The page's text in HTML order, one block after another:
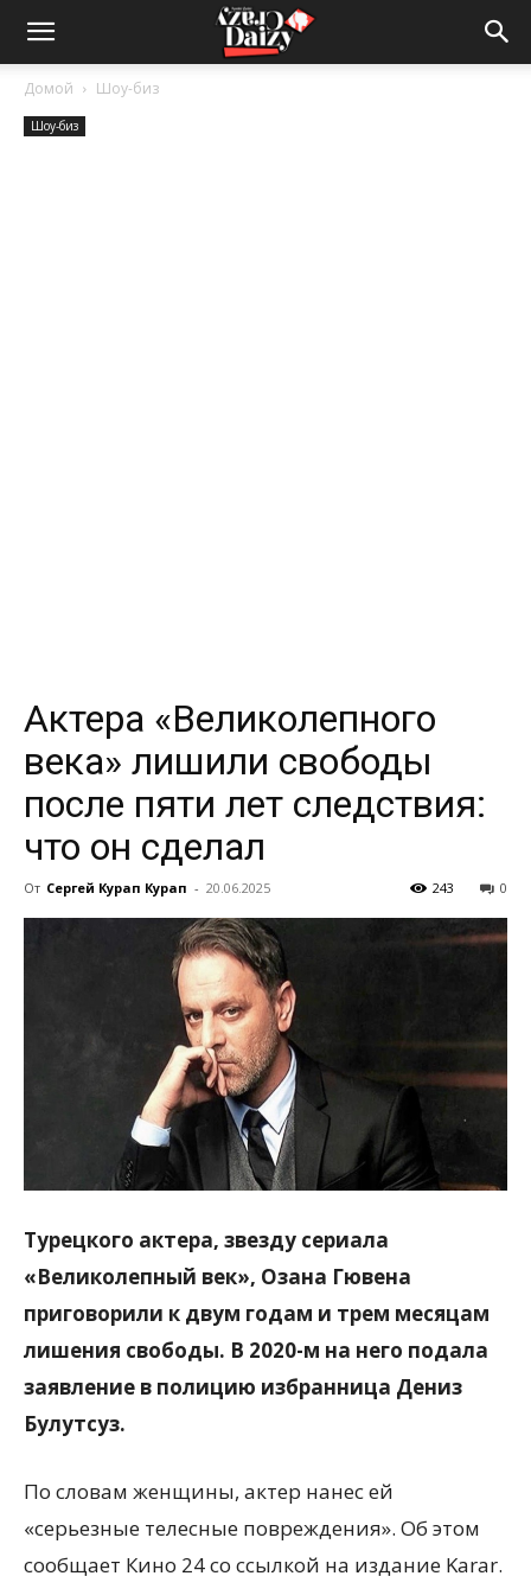
Crazy-
Daizy
Домой Шоу-биз
Шоу-биз
Актера «Великолепного
века» лишили свободы
после пяти лет следствия:
что он сделал
От Сергей Курап Курап - 20.06.2025 0
243
Турецкого актера, звезду сериала
«Великолепный век», Озана Гювена
приговорили к двум годам и трем месяцам
лишения свободы. В 2020-м на него подала
заявление в полицию избранница Дениз
Булутсуз.
По словам женщины, актер нанес ей
«серьезные телесные повреждения». Об этом
сообщает Кино 24 со ссылкой на издание Karar.